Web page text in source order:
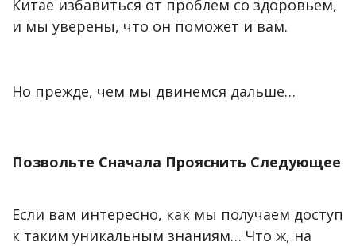
Китае избавиться от проблем со здоровьем,
и мы уверены, что он поможет и вам.
Но прежде, чем мы двинемся дальше…
Позвольте Сначала Прояснить Следующее
Если вам интересно, как мы получаем доступ
к таким уникальным знаниям… Что ж, на